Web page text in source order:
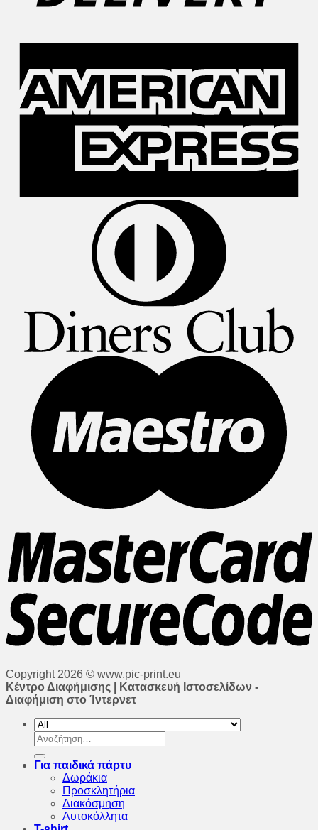
Copyright 2026 © www.pic-print.eu
Κέντρο Διαφήμισης | Κατασκευή Ιστοσελίδων -
Διαφήμιση στο Ίντερνετ
Αναζήτηση
για:
Για παιδικά πάρτυ
Δωράκια
Προσκλητήρια
Διακόσμηση
Αυτοκόλλητα